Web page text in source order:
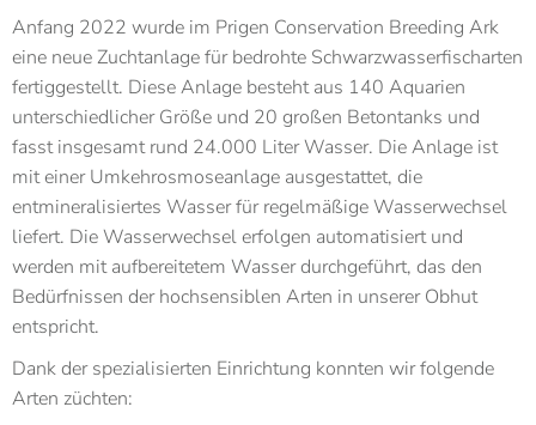
Anfang 2022 wurde im Prigen Conservation Breeding Ark
eine neue Zuchtanlage für bedrohte Schwarzwasserfischarten
fertiggestellt. Diese Anlage besteht aus 140 Aquarien
unterschiedlicher Größe und 20 großen Betontanks und
fasst insgesamt rund 24.000 Liter Wasser. Die Anlage ist
mit einer Umkehrosmoseanlage ausgestattet, die
entmineralisiertes Wasser für regelmäßige Wasserwechsel
liefert. Die Wasserwechsel erfolgen automatisiert und
werden mit aufbereitetem Wasser durchgeführt, das den
Bedürfnissen der hochsensiblen Arten in unserer Obhut
entspricht.
Dank der spezialisierten Einrichtung konnten wir folgende
Arten züchten: